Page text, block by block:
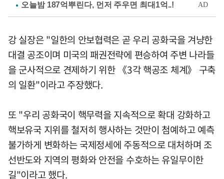
강 실장은 "일한의 안보협력은 곧 우리 공화국을 겨냥한
대결 공조이며 미국의 패권전략에 편승하여 주변 나라들
을 군사적으로 견제하기 위한 《3각 핵공조 체계》 구축
의 일환"이라고 주장했다.
또 "우리 공화국이 핵무력을 지속적으로 확대 강화하고
핵보유국 지위를 철저히 행사하는 것만이 첨예하고 예측
불가하게 변화하는 국제정세에 주동적으로 대처하며 조
선반도와 지역의 평화와 안전을 수호하는 유일무이한
길"이라고 했다.